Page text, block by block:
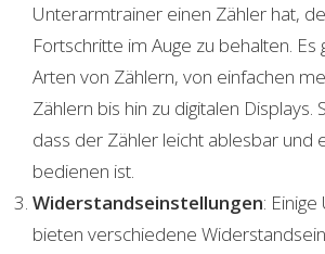
Unterarmtrainer einen Zähler hat,
Fortschritte im Auge zu behalten.
Arten von Zählern, von einfachen
Zählern bis hin zu digitalen Displays.
dass der Zähler leicht ablesbar und
bedienen ist.
Widerstandseinstellungen:
bieten verschiedene